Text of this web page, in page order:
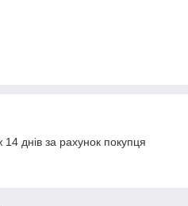
днів за рахунок покупця